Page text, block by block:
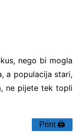
nego bi mogla
a populacija stari,
ne pijete tek topli
Print 🖨